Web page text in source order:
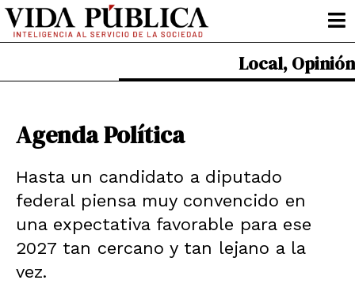
Ir
contenido
Local, Opinión
Agenda Política
Hasta un candidato a diputado
federal piensa muy convencido en
una expectativa favorable para ese
2027 tan cercano y tan lejano a la
vez.